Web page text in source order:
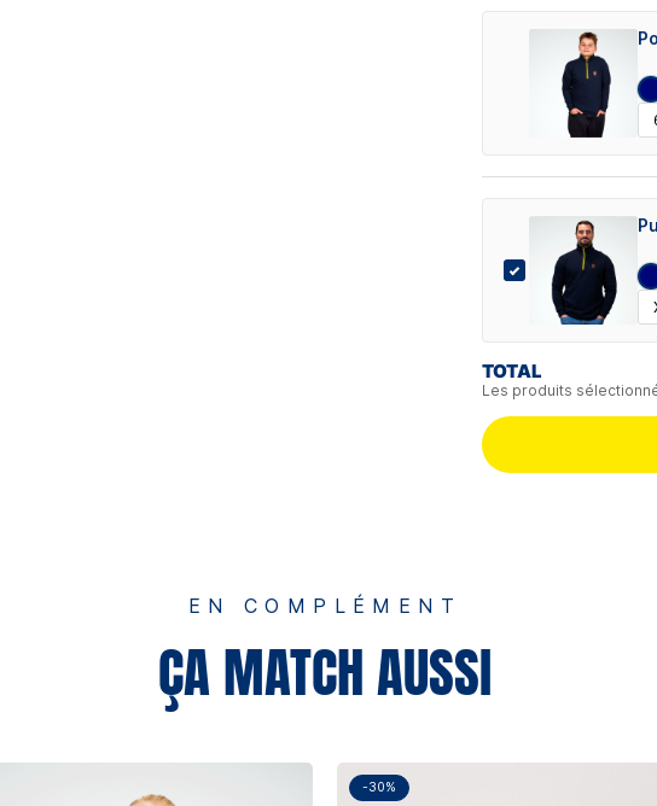
TOTAL
Les produits
EN COMPLÉMENT
ÇA MATCH AUSSI
-30%